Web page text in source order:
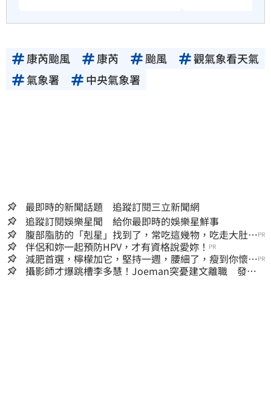
康芮颱風 康芮 颱風
觀氣象看天氣
氣象署
中央氣象署
最即時的新聞話題 追蹤訂閱三立新聞網
追蹤訂閱娛樂星聞 給你最即時的娛樂星鮮事
腹部脂肪的「剋星」找到了，常吃這幾物，吃走大肚
囊，瘦出小蠻腰
PR
伴侶和妳一起預防HPV，才有資格說愛妳！ PR
減肥首選，檸檬加它，堅持一週，腰細了，瘦到你懷疑
人生
PR
攝影師才爆跳槽李多慧！Joeman突憂建文離職 發聲